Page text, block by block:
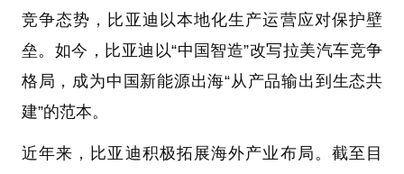
竞争态势，比亚迪以本地化生产运营应对保护壁
垒。如今，比亚迪以“中国智造”改写拉美汽车竞争
格局，成为中国新能源出海“从产品输出到生态共
建”的范本。
近年来，比亚迪积极拓展海外产业布局。截至目